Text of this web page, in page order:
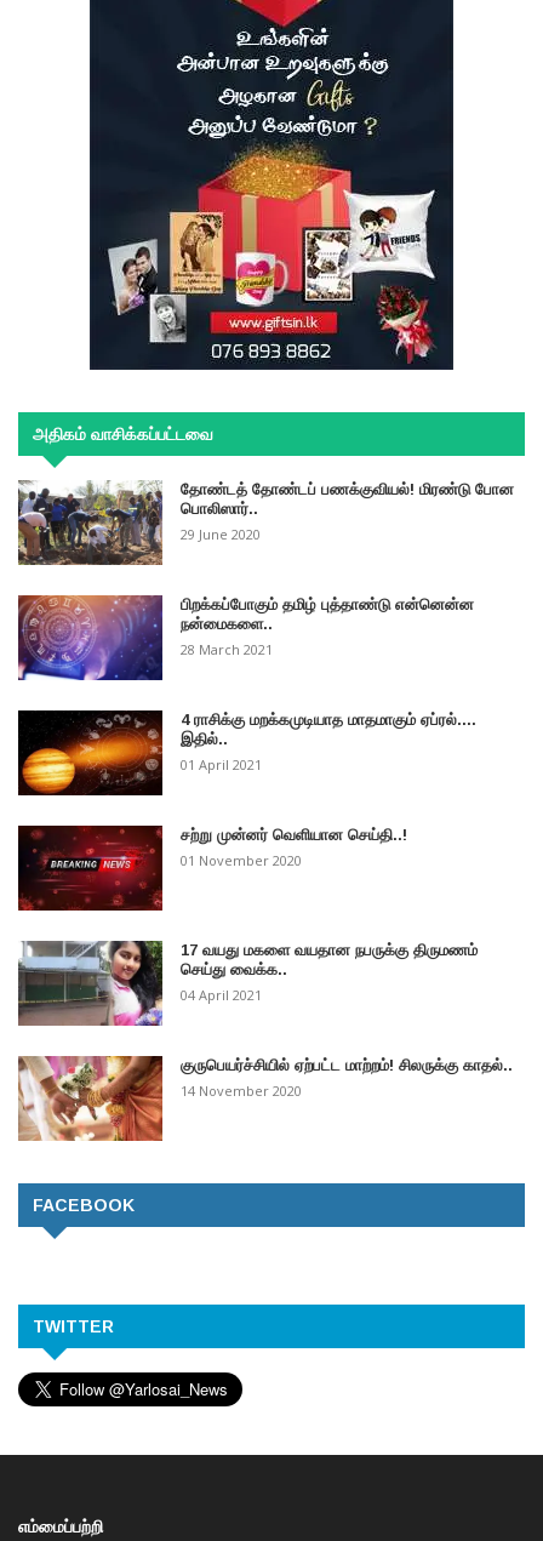
அதிகம் வாசிக்கப்பட்டவை
தோண்டத் தோண்டப் பணக்குவியல்! மிரண்டு போன
பொலிஸார்..
29 June 2020
பிறக்கப்போகும் தமிழ் புத்தாண்டு என்னென்ன
நன்மைகளை..
28 March 2021
4 ராசிக்கு மறக்கமுடியாத மாதமாகும் ஏப்ரல்....
இதில்..
01 April 2021
சற்று முன்னர் வெளியான செய்தி..!
01 November 2020
17 வயது மகளை வயதான நபருக்கு திருமணம்
செய்து வைக்க..
04 April 2021
குருபெயர்ச்சியில் ஏற்பட்ட மாற்றம்! சிலருக்கு காதல்..
14 November 2020
FACEBOOK
TWITTER
எம்மைப்பற்றி